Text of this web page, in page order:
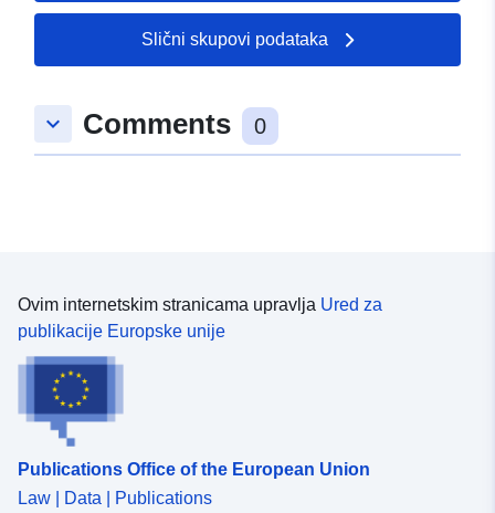
Slični skupovi podataka
keyboard_arrow_down Comments 0
Ovim internetskim stranicama upravlja Ured za
publikacije Europske unije
Publications Office of the European Union
Law | Data | Publications